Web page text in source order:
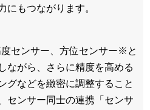
にもつながります。
センサー、⽅位センサー※と
ながら、さらに精度を⾼める
グなどを緻密に調整すること
センサー同⼠の連携「センサ